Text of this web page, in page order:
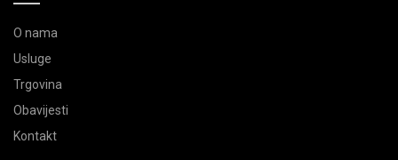
O nama
Usluge
Trgovina
Obavijesti
Kontakt